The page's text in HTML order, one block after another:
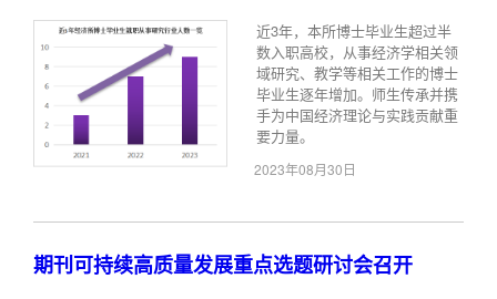
近3年，本所博士毕业生超过半
数入职高校，从事经济学相关领
域研究、教学等相关工作的博士
毕业生逐年增加。师生传承并携
手为中国经济理论与实践贡献重
要力量。
2023年08月30日
期刊可持续高质量发展重点选题研讨会召开